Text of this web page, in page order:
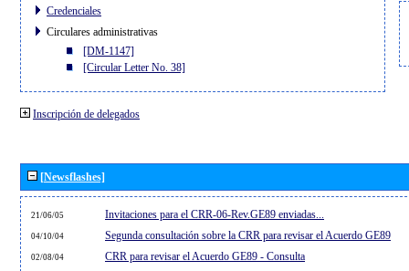
Credenciales
Circulares administrativas
[DM-1147]
[Circular Letter No. 38]
Inscripción de delegados
[Newsflashes]
21/06/05 Invitaciones para el CRR-06-Rev.GE89 enviadas...
04/10/04 Segunda consultación sobre la CRR para revisar el Acuerdo GE89
02/08/04 CRR para revisar el Acuerdo GE89 - Consulta